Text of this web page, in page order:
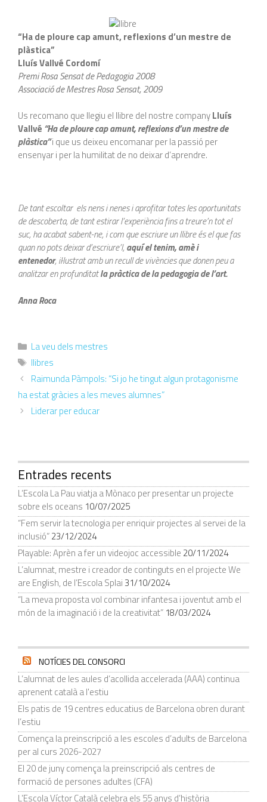
“Ha de ploure cap amunt, reflexions d’un mestre de
plàstica”
Lluís Vallvé Cordomí
Premi Rosa Sensat de Pedagogia 2008
Associació de Mestres Rosa Sensat, 2009
Us recomano que llegiu el llibre del nostre companyLluís
Vallvé “Ha de ploure cap amunt, reflexions d’un mestre de
plàstica”i que us deixeu encomanar per la passió per
ensenyar i per la humilitat de no deixar d’aprendre.
De tant escoltar els nens i nenes i aprofitar totes les oportunitats
de descoberta, de tant estirar l’experiència fins a treure’n tot el
suc, ha acabat sabent-ne, i com que escriure un llibre és el que fas
quan no pots deixar d’escriure’l, aquí el tenim, amè i
entenedor, il·lustrat amb un recull de vivències que donen peu a
analitzar en profunditatla pràctica de la pedagogia de l’art.
Anna Roca
La veu dels mestres
llibres
Raimunda Pàmpols: “Si jo he tingut algun protagonisme
ha estat gràcies a les meves alumnes”
Liderar per educar
Entrades recents
L’Escola La Pau viatja a Mònaco per presentar un projecte
sobre els oceans 10/07/2025
“Fem servir la tecnologia per enriquir projectes al servei de la
inclusió”23/12/2024
Playable: Aprèn a fer un videojoc accessible 20/11/2024
L’alumnat, mestre i creador de continguts en el projecte We
are English, de l’Escola Splai 31/10/2024
“La meva proposta vol combinar infantesa i joventut amb el
món de la imaginació i de la creativitat” 18/03/2024
NOTÍCIES DEL CONSORCI
L’alumnat de les aules d’acollida accelerada (AAA) continua
aprenent català a l'estiu
Els patis de 19 centres educatius de Barcelona obren durant
l’estiu
Comença la preinscripció a les escoles d’adults de Barcelona
per al curs 2026-2027
El 20 de juny comença la preinscripció als centres de
formació de persones adultes (CFA)
L’Escola Víctor Català celebra els 55 anys d’història